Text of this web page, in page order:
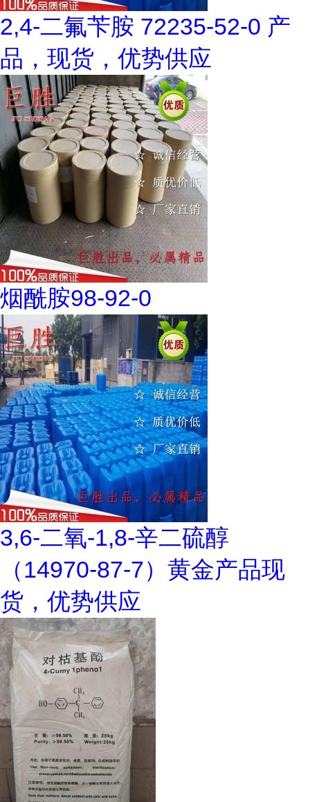
2,4-二氟苄胺 72235-52-0 产
品，现货，优势供应
烟酰胺98-92-0
3,6-二氧-1,8-辛二硫醇
（14970-87-7）黄金产品现
货，优势供应